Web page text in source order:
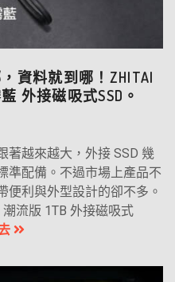
資料就到哪！ZHITAI
外接磁吸式SSD。
著越來越大，外接 SSD 幾
準配備。不過市場上產品不
便利與外型設計的卻不多。
流版 1TB 外接磁吸式